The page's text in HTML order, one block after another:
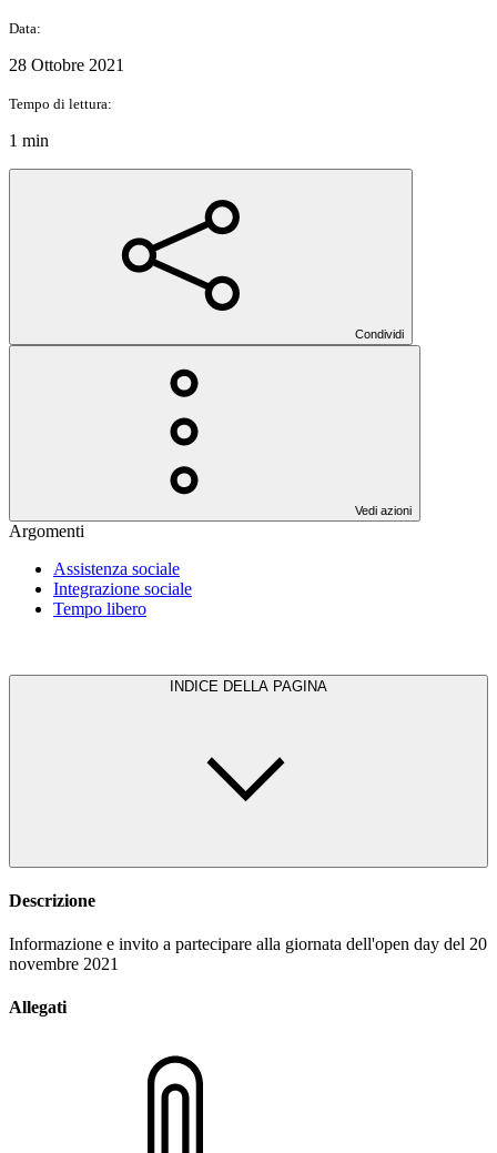
Data:
28 Ottobre 2021
Tempo di lettura:
1 min
Condividi
Vedi azioni
Argomenti
Assistenza sociale
Integrazione sociale
Tempo libero
INDICE DELLA PAGINA
Descrizione
Informazione e invito a partecipare alla giornata dell'open day del 20
novembre 2021
Allegati